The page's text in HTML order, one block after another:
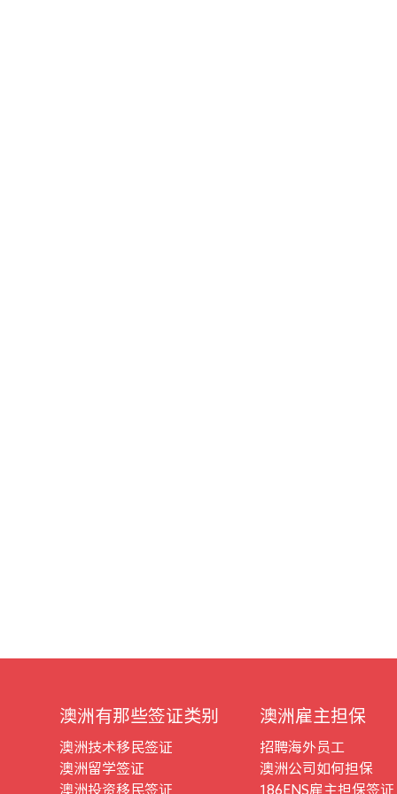
澳洲有那些签证类别
澳洲技术移民签证
澳洲留学签证
澳洲投资移民签证
澳洲雇主担保
招聘海外员工
澳洲公司如何担保
186ENS雇主担保签证